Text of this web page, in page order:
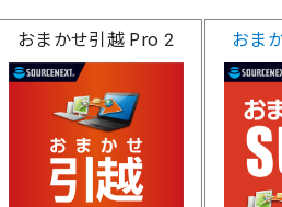
おまかせ引越 Pro 2 おま